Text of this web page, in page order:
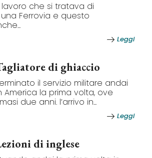
che si tratava di
Ferrovia e questo
Leggi
di ghiaccio
il servizio militare andai
America la prima volta, ove
due anni. l’arrivo in...
Leggi
di inglese